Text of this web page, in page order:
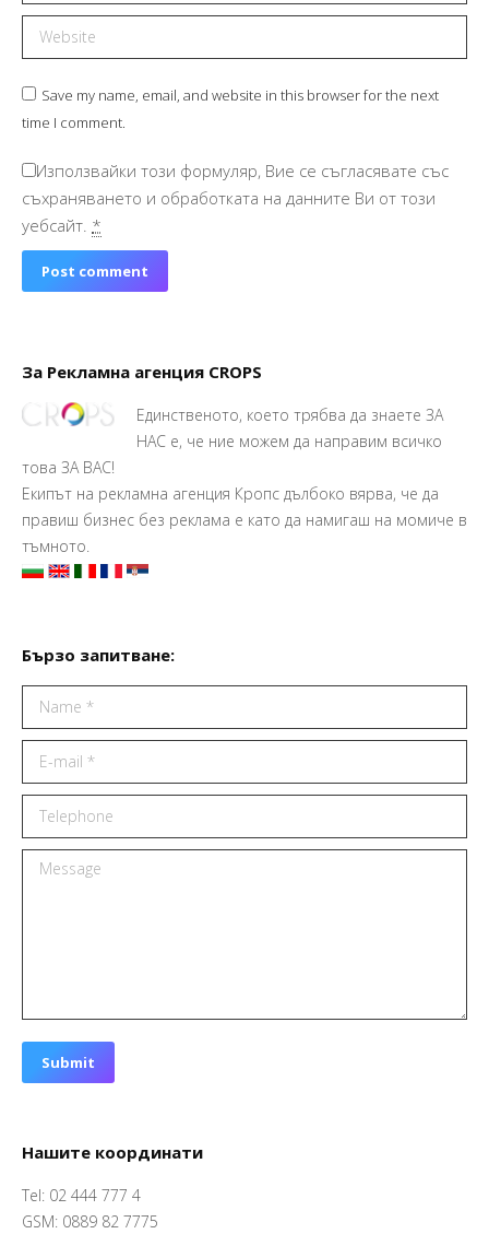
Website
Save my name, email, and website in this browser for the next
time I comment.
Използвайки този формуляр, Вие се съгласявате със
съхраняването и обработката на данните Ви от този
уебсайт. *
Post comment
За Рекламна агенция CROPS
Единственото, което трябва да знаете ЗА
НАС е, че ние можем да направим всичко
това ЗА ВАС!
Екипът на рекламна агенция Кропс дълбоко вярва, че да
правиш бизнес без реклама е като да намигаш на момиче в
тъмното.
Бързо запитване:
Name *
E-mail *
Telephone
Message
Submit
Нашите координати
Tel: 02 444 777 4
GSM: 0889 82 7775